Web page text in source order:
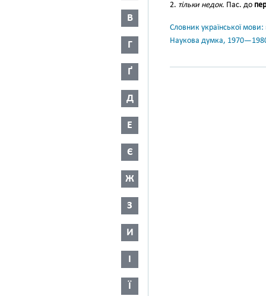
В
Г
Ґ
Д
Е
Є
Ж
З
И
І
Ї
2. тільки недок. Пас. до
Словник української
Наукова думка,